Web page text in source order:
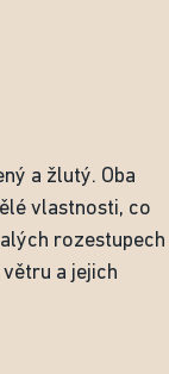
a žlutý. Oba
vlastnosti, co
rozestupech
a jejich